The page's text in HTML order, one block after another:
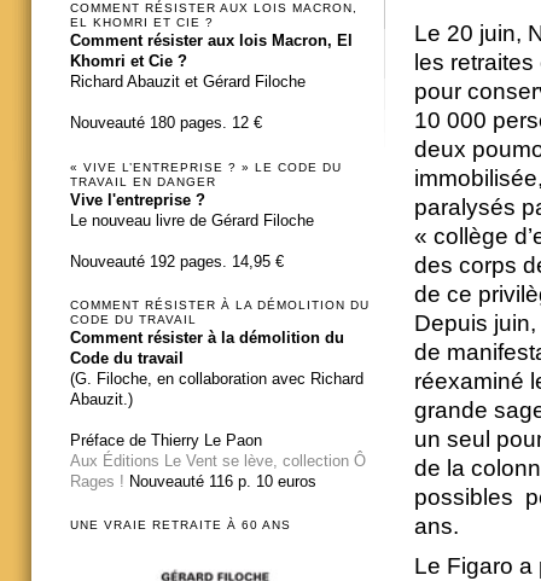
Le 20 juin,
les retraites
pour
10 000
deux
paralysés
« collège
des corps
de ce
Depuis
de
réexaminé
grande
un seul
de la
possibles
ans.
Le Figaro a
COMMENT RÉSISTER AUX LOIS MACRON,
EL KHOMRI ET CIE ?
Comment résister aux lois Macron, El
Khomri et Cie ?
Richard Abauzit et Gérard Filoche
Nouveauté 180 pages. 12 €
« VIVE L’ENTREPRISE ? » LE CODE DU
TRAVAIL EN DANGER
Vive l'entreprise ?
Le nouveau livre de Gérard Filoche
Nouveauté 192 pages. 14,95 €
COMMENT RÉSISTER À LA DÉMOLITION DU
CODE DU TRAVAIL
Comment résister à la démolition du
Code du travail
(G. Filoche, en collaboration avec Richard
Abauzit.)
Préface de Thierry Le Paon
Aux Éditions Le Vent se lève, collection Ô
Rages ! Nouveauté 116 p. 10 euros
UNE VRAIE RETRAITE À 60 ANS